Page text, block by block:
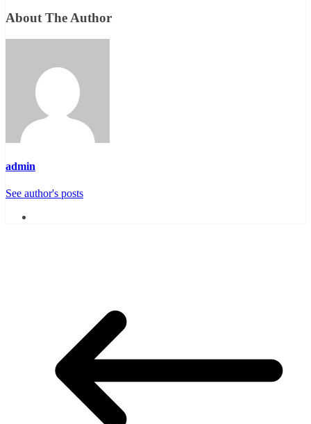
About The Author
admin
See author's posts